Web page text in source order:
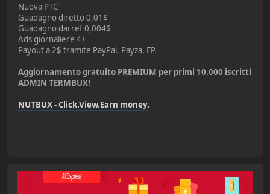
Nuova PTC
Guadagno diretto 0,01$
Guadagno dai ref 0,004$
Ads giornaliere 4+
Payout a 2$ tramite PayPal, Payza, EP.
Aggiornamento gratuito PREMIUM per primi 10.000 iscritti
ADMIN TERMBUX!
NUTBUX - Click.View.Earn money.